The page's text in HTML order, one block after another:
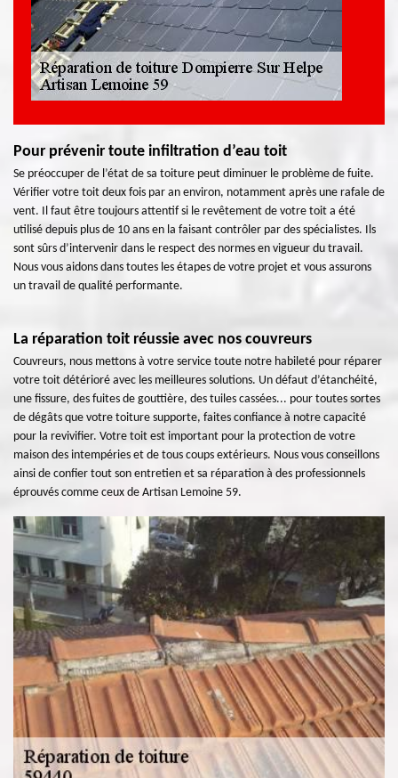
Pour prévenir toute infiltration d’eau toit
Se préoccuper de l’état de sa toiture peut diminuer le problème de fuite.
Vérifier votre toit deux fois par an environ, notamment après une rafale de
vent. Il faut être toujours attentif si le revêtement de votre toit a été
utilisé depuis plus de 10 ans en la faisant contrôler par des spécialistes. Ils
sont sûrs d’intervenir dans le respect des normes en vigueur du travail.
Nous vous aidons dans toutes les étapes de votre projet et vous assurons
un travail de qualité performante.
La réparation toit réussie avec nos couvreurs
Couvreurs, nous mettons à votre service toute notre habileté pour réparer
votre toit détérioré avec les meilleures solutions. Un défaut d’étanchéité,
une fissure, des fuites de gouttière, des tuiles cassées... pour toutes sortes
de dégâts que votre toiture supporte, faites confiance à notre capacité
pour la revivifier. Votre toit est important pour la protection de votre
maison des intempéries et de tous coups extérieurs. Nous vous conseillons
ainsi de confier tout son entretien et sa réparation à des professionnels
éprouvés comme ceux de Artisan Lemoine 59.